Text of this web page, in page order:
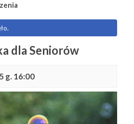
dla Seniorów
g. 16:00